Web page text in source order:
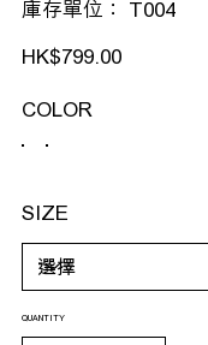
庫存單位：
T004
T004
價
格HK$799.00
COLOR
SIZE
QUANTITY